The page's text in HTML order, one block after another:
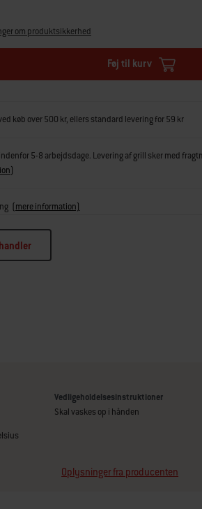
om produktsikkerhed
Føj til kurv
køb over 500 kr, ellers standard levering for 59 kr
5-8 arbejdsdage. Levering af grill sker med
)
(mere information)
Vedligeholdelsesinstruktioner
Skal vaskes op i hånden
Oplysninger fra producenten